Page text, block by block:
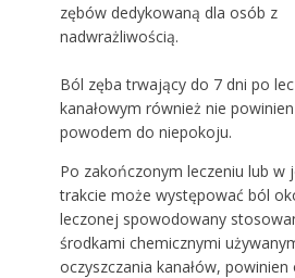
zębów dedykowaną dla osób z
nadwrażliwością.
Ból zęba trwający do 7 dni po
kanałowym również nie
powodem do niepokoju.
Po zakończonym leczeniu lub w
trakcie może występować ból
leczonej spowodowany
środkami chemicznymi
oczyszczania kanałów, powinien